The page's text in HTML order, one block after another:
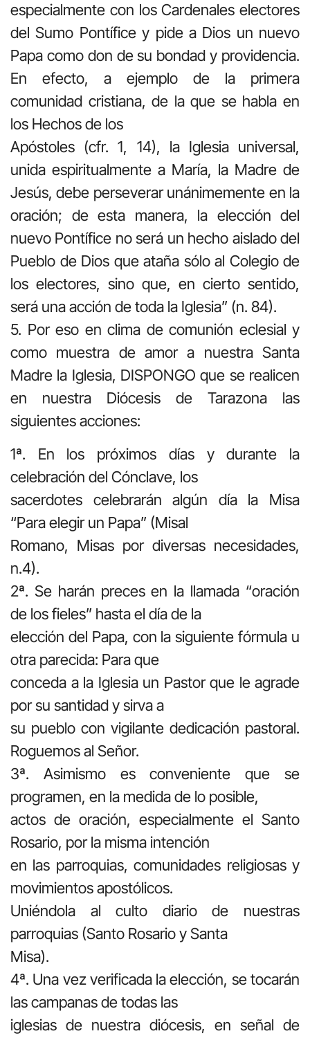
especialmente con los Cardenales electores
del Sumo Pontífice y pide a Dios un nuevo
Papa como don de su bondad y providencia.
En efecto, a ejemplo de la primera
comunidad cristiana, de la que se habla en
los Hechos de los
Apóstoles (cfr. 1, 14), la Iglesia universal,
unida espiritualmente a María, la Madre de
Jesús, debe perseverar unánimemente en la
oración; de esta manera, la elección del
nuevo Pontífice no será un hecho aislado del
Pueblo de Dios que ataña sólo al Colegio de
los electores, sino que, en cierto sentido,
será una acción de toda la Iglesia” (n. 84).
5. Por eso en clima de comunión eclesial y
como muestra de amor a nuestra Santa
Madre la Iglesia, DISPONGO que se realicen
en nuestra Diócesis de Tarazona las
siguientes acciones:
1ª. En los próximos días y durante la
celebración del Cónclave, los
sacerdotes celebrarán algún día la Misa
“Para elegir un Papa” (Misal
Romano, Misas por diversas necesidades,
n.4).
2ª. Se harán preces en la llamada “oración
de los fieles” hasta el día de la
elección del Papa, con la siguiente fórmula u
otra parecida: Para que
conceda a la Iglesia un Pastor que le agrade
por su santidad y sirva a
su pueblo con vigilante dedicación pastoral.
Roguemos al Señor.
3ª. Asimismo es conveniente que se
programen, en la medida de lo posible,
actos de oración, especialmente el Santo
Rosario, por la misma intención
en las parroquias, comunidades religiosas y
movimientos apostólicos.
Uniéndola al culto diario de nuestras
parroquias (Santo Rosario y Santa
Misa).
4ª. Una vez verificada la elección, se tocarán
las campanas de todas las
iglesias de nuestra diócesis, en señal de